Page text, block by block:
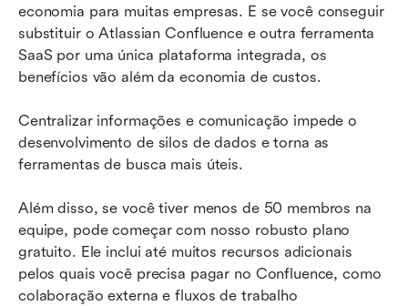
economia para muitas empresas. E se você conseguir
substituir o Atlassian Confluence e outra ferramenta
SaaS por uma única plataforma integrada, os
benefícios vão além da economia de custos.
Centralizar informações e comunicação impede o
desenvolvimento de silos de dados e torna as
ferramentas de busca mais úteis.
Além disso, se você tiver menos de 50 membros na
equipe, pode começar com nosso robusto plano
gratuito. Ele inclui até muitos recursos adicionais
pelos quais você precisa pagar no Confluence, como
colaboração externa e fluxos de trabalho